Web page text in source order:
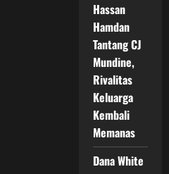
Hassan
Hamdan
Tantang CJ
Mundine,
Rivalitas
Keluarga
Kembali
Memanas
Dana White